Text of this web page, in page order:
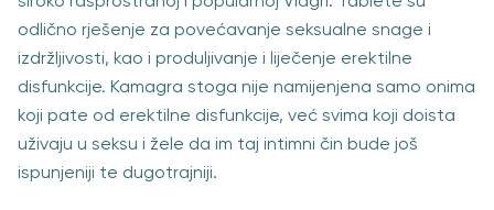
odlično rješenje za povećavanje seksualne snage i
izdržljivosti, kao i produljivanje i liječenje erektilne
disfunkcije. Kamagra stoga nije namijenjena samo onima
koji pate od erektilne disfunkcije, već svima koji doista
uživaju u seksu i žele da im taj intimni čin bude još
ispunjeniji te dugotrajniji.